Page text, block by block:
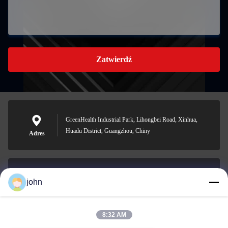
Zatwierdź
Adres
GreenHealth Industrial Park, Lihongbei Road, Xinhua,
Huadu District, Guangzhou, Chiny
john
8:32 AM